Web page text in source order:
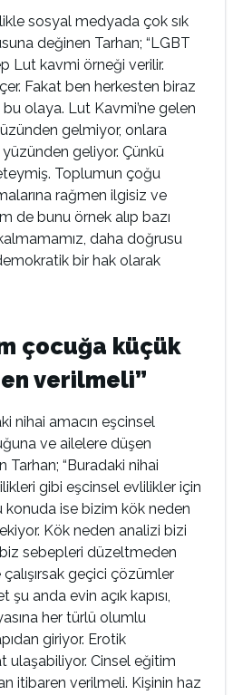
sosyal medyada çok sık
değinen Tarhan; “LGBT
Lut kavmi örneği verilir.
Fakat ben herkesten biraz
bu olaya. Lut Kavmi’ne gelen
gelmiyor, onlara
geliyor. Çünkü
Toplumun çoğu
rağmen ilgisiz ve
de bunu örnek alıp bazı
daha doğrusu
bir hak olarak
çocuğa küçük
verilmeli”
nihai amacın eşcinsel
ve ailelere düşen
“Buradaki nihai
gibi eşcinsel evlilikler için
konuda ise bizim kök neden
Kök neden analizi bizi
sebepleri düzeltmeden
geçici çözümler
anda evin açık kapısı,
her türlü olumlu
giriyor. Erotik
ulaşabiliyor. Cinsel eğitim
itibaren verilmeli. Kişinin haz